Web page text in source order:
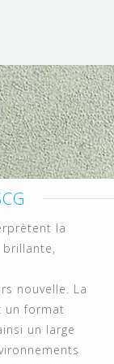
la
nouvelle. La
un format
un large